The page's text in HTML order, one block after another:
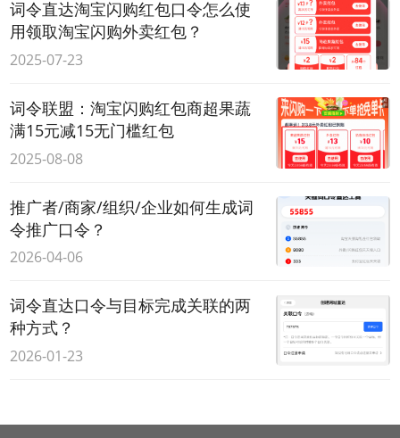
词令直达淘宝闪购红包口令怎么使
用领取淘宝闪购外卖红包？
2025-07-23
词令联盟：淘宝闪购红包商超果蔬
满15元减15无门槛红包
2025-08-08
推广者/商家/组织/企业如何生成词
令推广口令？
2026-04-06
词令直达口令与目标完成关联的两
种方式？
2026-01-23